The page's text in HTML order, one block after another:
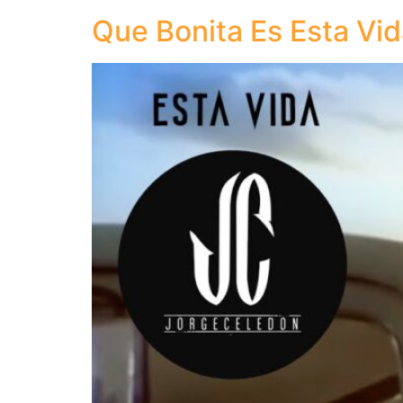
Que Bonita Es Esta